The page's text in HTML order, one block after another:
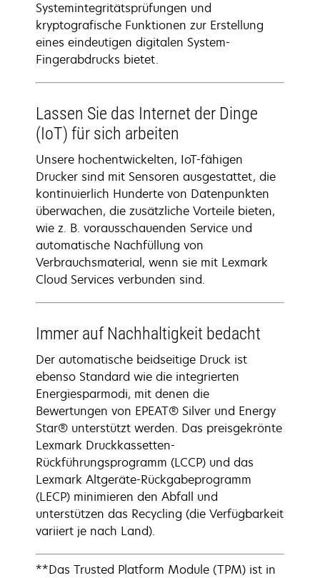
Systemintegritätsprüfungen und
kryptografische Funktionen zur Erstellung
eines eindeutigen digitalen System-
Fingerabdrucks bietet.
Lassen Sie das Internet der Dinge
(IoT) für sich arbeiten
Unsere hochentwickelten, IoT-fähigen
Drucker sind mit Sensoren ausgestattet, die
kontinuierlich Hunderte von Datenpunkten
überwachen, die zusätzliche Vorteile bieten,
wie z. B. vorausschauenden Service und
automatische Nachfüllung von
Verbrauchsmaterial, wenn sie mit Lexmark
Cloud Services verbunden sind.
Immer auf Nachhaltigkeit bedacht
Der automatische beidseitige Druck ist
ebenso Standard wie die integrierten
Energiesparmodi, mit denen die
Bewertungen von EPEAT® Silver und Energy
Star® unterstützt werden. Das preisgekrönte
Lexmark Druckkassetten-
Rückführungsprogramm (LCCP) und das
Lexmark Altgeräte-Rückgabeprogramm
(LECP) minimieren den Abfall und
unterstützen das Recycling (die Verfügbarkeit
variiert je nach Land).
**Das Trusted Platform Module (TPM) ist in